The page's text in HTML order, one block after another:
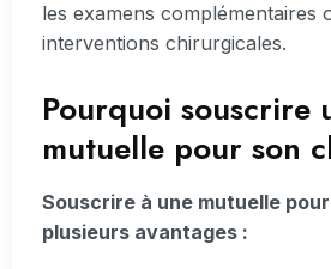
les examens complémentaires
interventions chirurgicales.
Pourquoi souscrire
mutuelle pour son
Souscrire à une mutuelle
plusieurs avantages :